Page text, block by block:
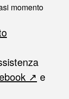
momento
e